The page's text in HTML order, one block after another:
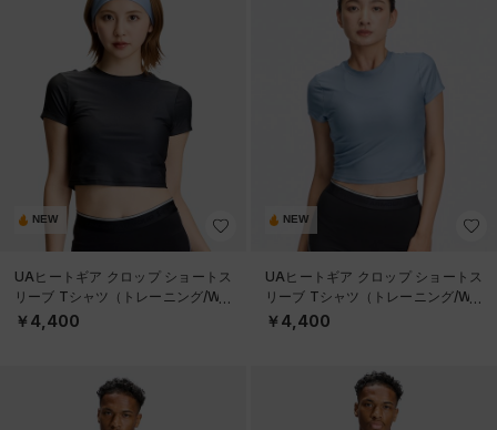
NEW
UAヒートギア クロップ ショートス
リーブ Tシャツ（トレーニング/WO
MEN）
￥4,400
NEW
UAヒートギア クロップ ショートス
リーブ Tシャツ（トレーニング/WO
MEN）
￥4,400